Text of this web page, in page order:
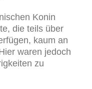
Konin
die teils über
kaum an
waren jedoch
zu